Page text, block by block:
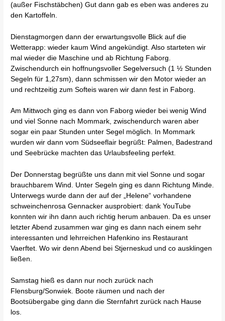
(außer Fischstäbchen) Gut dann gab es eben was anderes zu
den Kartoffeln.
Dienstagmorgen dann der erwartungsvolle Blick auf die
Wetterapp: wieder kaum Wind angekündigt. Also starteten wir
mal wieder die Maschine und ab Richtung Faborg.
Zwischendurch ein hoffnungsvoller Segelversuch (1 ½ Stunden
Segeln für 1,27sm), dann schmissen wir den Motor wieder an
und rechtzeitig zum Softeis waren wir dann fest in Faborg.
Am Mittwoch ging es dann von Faborg wieder bei wenig Wind
und viel Sonne nach Mommark, zwischendurch waren aber
sogar ein paar Stunden unter Segel möglich. In Mommark
wurden wir dann vom Südseeflair begrüßt: Palmen, Badestrand
und Seebrücke machten das Urlaubsfeeling perfekt.
Der Donnerstag begrüßte uns dann mit viel Sonne und sogar
brauchbarem Wind. Unter Segeln ging es dann Richtung Minde.
Unterwegs wurde dann der auf der „Helene“ vorhandene
schweinchenrosa Gennacker ausprobiert: dank YouTube
konnten wir ihn dann auch richtig herum anbauen. Da es unser
letzter Abend zusammen war ging es dann nach einem sehr
interessanten und lehrreichen Hafenkino ins Restaurant
Vaerftet. Wo wir denn Abend bei Stjerneskud und co ausklingen
ließen.
Samstag hieß es dann nur noch zurück nach
Flensburg/Sonwiek. Boote räumen und nach der
Bootsübergabe ging dann die Sternfahrt zurück nach Hause
los.